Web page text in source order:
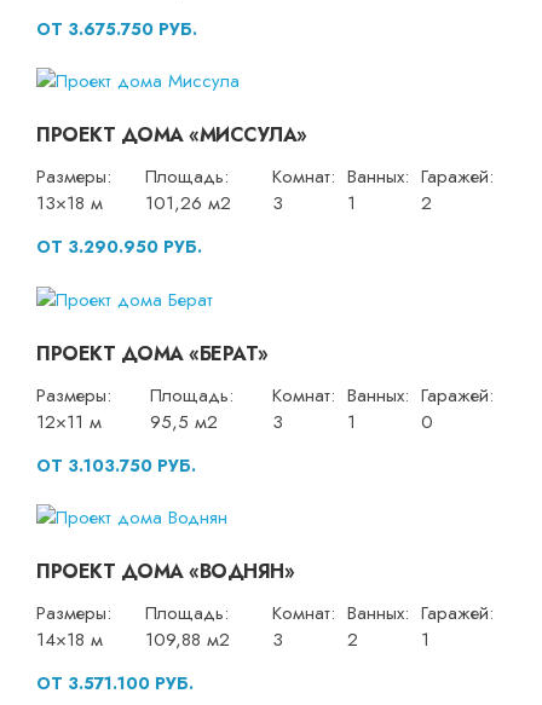
ОТ 3.675.750 РУБ.
ПРОЕКТ ДОМА «МИССУЛА»
Размеры:
13×18 м
Площадь:
101,26 м2
Комнат:
3
Ванных:
1
Гаражей:
2
ОТ 3.290.950 РУБ.
ПРОЕКТ ДОМА «БЕРАТ»
Размеры:
12×11 м
Площадь:
95,5 м2
Комнат:
3
Ванных:
1
Гаражей:
0
ОТ 3.103.750 РУБ.
ПРОЕКТ ДОМА «ВОДНЯН»
Размеры:
14×18 м
Площадь:
109,88 м2
Комнат:
3
Ванных:
2
Гаражей:
1
ОТ 3.571.100 РУБ.